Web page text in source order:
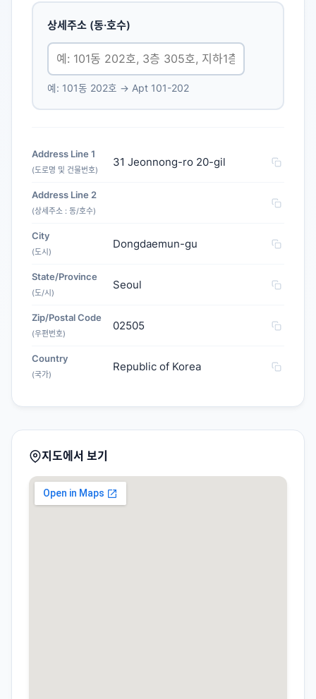
상세주소 (동·호수)
예: 101동 202호 → Apt 101-202
Address Line 1
(도로명 및 건물번호)
31 Jeonnong-ro 20-gil
Address Line 2
(상세주소 : 동/호수)
City
(도시)
Dongdaemun-gu
State/Province
(도/시)
Seoul
Zip/Postal Code
(우편번호)
02505
Country
(국가)
Republic of Korea
지도에서 보기